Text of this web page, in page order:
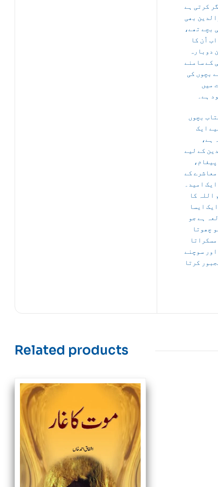
کرتی ہے
بھی
بچے تھے،
اُن کا
دوبارہ
کے سامنے
بچوں کی
میں
ہے۔
بچوں
ایک
ہے،
کے لیے
کے
امید۔
اللہ کا
ایسا
ہے جو
چھوتا
سوچنے
کرتا
Related products